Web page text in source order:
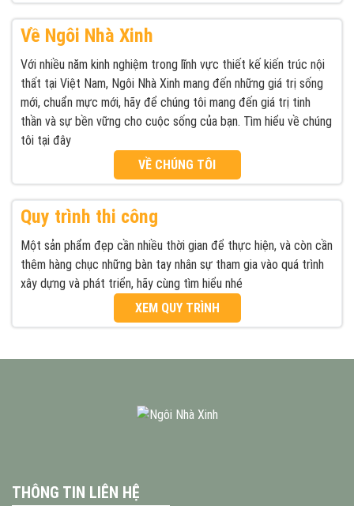
Về Ngôi Nhà Xinh
Với nhiều năm kinh nghiệm trong lĩnh vực thiết kế kiến trúc nội
thất tại Việt Nam, Ngôi Nhà Xinh mang đến những giá trị sống
mới, chuẩn mực mới, hãy để chúng tôi mang đến giá trị tinh
thần và sự bền vững cho cuộc sống của bạn. Tìm hiểu về chúng
tôi tại đây
VỀ CHÚNG TÔI
Quy trình thi công
Một sản phẩm đẹp cần nhiều thời gian để thực hiện, và còn cần
thêm hàng chục những bàn tay nhân sự tham gia vào quá trình
xây dựng và phát triển, hãy cùng tìm hiểu nhé
XEM QUY TRÌNH
THÔNG TIN LIÊN HỆ